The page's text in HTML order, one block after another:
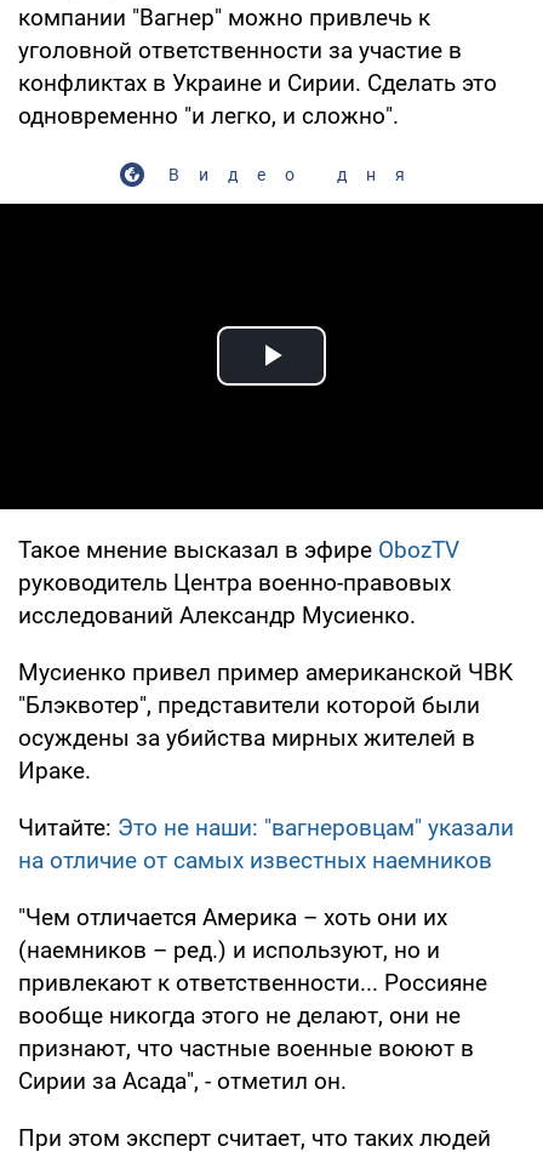
компании "Вагнер" можно привлечь к
уголовной ответственности за участие в
конфликтах в Украине и Сирии. Сделать это
одновременно "и легко, и сложно".
Видео дня
Play Video
Такое мнение высказал в эфире ObozTV
руководитель Центра военно-правовых
исследований Александр Мусиенко.
Мусиенко привел пример американской ЧВК
"Блэквотер", представители которой были
осуждены за убийства мирных жителей в
Ираке.
Читайте: Это не наши: "вагнеровцам" указали
на отличие от самых известных наемников
"Чем отличается Америка – хоть они их
(наемников – ред.) и используют, но и
привлекают к ответственности... Россияне
вообще никогда этого не делают, они не
признают, что частные военные воюют в
Сирии за Асада", - отметил он.
При этом эксперт считает, что таких людей